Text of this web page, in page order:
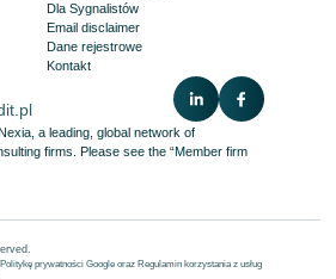
Dla Sygnalistów
Email disclaimer
Dane rejestrowe
Kontakt
a leading, global network of
firms. Please see the“Member firm
Politykę prywatności Google oraz Regulamin korzystania z usług